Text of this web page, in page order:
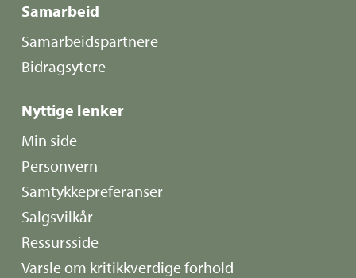
Samarbeid
Samarbeidspartnere
Bidragsytere
Nyttige lenker
Min side
Personvern
Samtykkepreferanser
Salgsvilkår
Ressursside
Varsle om kritikkverdige forhold